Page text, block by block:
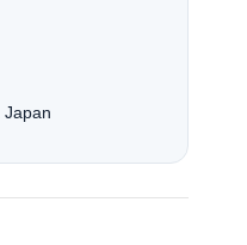
Japan